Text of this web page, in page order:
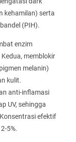
kehamilan) serta
(PIH).
enzim
memblokir
melanin)
kulit.
anti-inflamasi
UV, sehingga
efektif
5%.